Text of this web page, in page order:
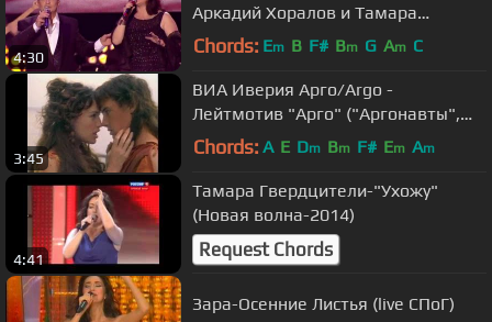
4:30
Аркадий Хоралов и Тамара
Гвердцители (Концерт "От всего
Chords: Em B F# Bm G Am C
3:45
ВИА Иверия Арго/Argo -
Лейтмотив "Арго" ("Аргонавты",
1986)
Chords: A E Dm Bm F# Em Am
4:41
Тамара Гвердцители-"Ухожу"
(Новая волна-2014)
Request Chords
Зара-Осенние Листья (live СПоГ)